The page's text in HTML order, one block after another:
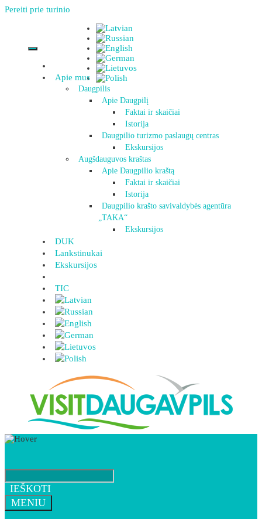
Pereiti prie turinio
Apie mus
Daugpilis
Apie Daugpilį
Faktai ir skaičiai
Istorija
Daugpilio turizmo paslaugų centras
Ekskursijos
Augšdauguvos kraštas
Apie Daugpilio kraštą
Faktai ir skaičiai
Istorija
Daugpilio krašto savivaldybės agentūra
„TAKA“
Ekskursijos
DUK
Lankstinukai
Ekskursijos
TIC
IEŠKOTI
MENIU